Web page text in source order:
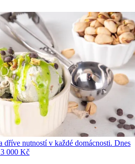
dříve nutností v každé domácnosti. Dnes
000 Kč